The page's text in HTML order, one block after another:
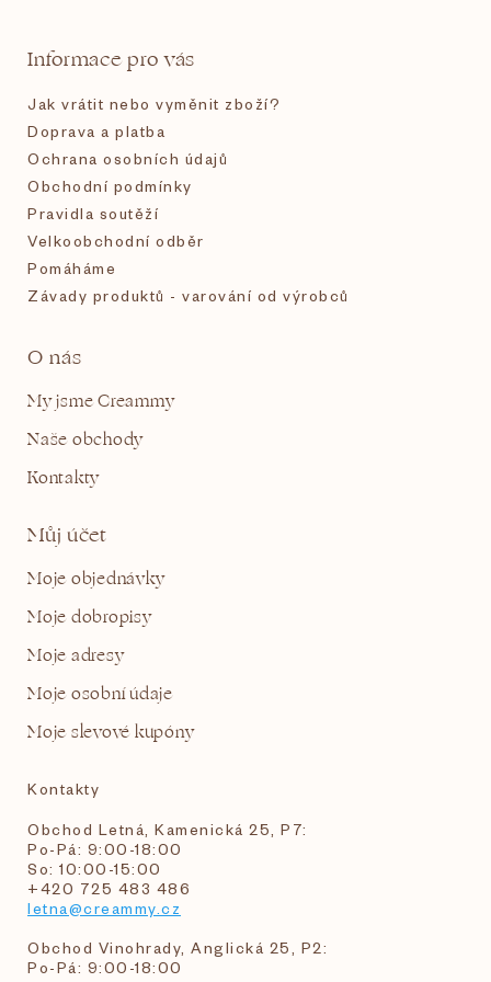
Informace pro vás
Jak vrátit nebo vyměnit zboží?
Doprava a platba
Ochrana osobních údajů
Obchodní podmínky
Pravidla soutěží
Velkoobchodní odběr
Pomáháme
Závady produktů - varování od výrobců
O nás
My jsme Creammy
Naše obchody
Kontakty
Můj účet
Moje objednávky
Moje dobropisy
Moje adresy
Moje osobní údaje
Moje slevové kupóny
Kontakty
Obchod Letná, Kamenická 25, P7:
Po-Pá: 9:00-18:00
So: 10:00-15:00
+420 725 483 486
letna@creammy.cz
Obchod Vinohrady, Anglická 25, P2:
Po-Pá: 9:00-18:00